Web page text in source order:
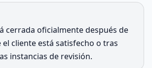
cerrada oficialmente después de
cliente está satisfecho o tras
instancias de revisión.